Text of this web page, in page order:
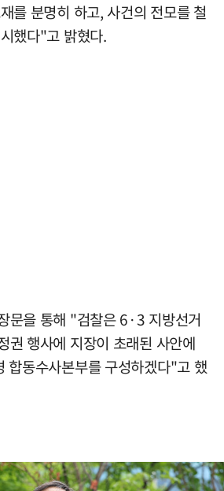
를 분명히 하고, 사건의 전모를 철
했다"고 밝혔다.
문을 통해 "검찰은 6·3 지방선거
권 행사에 지장이 초래된 사안에
합동수사본부를 구성하겠다"고 했